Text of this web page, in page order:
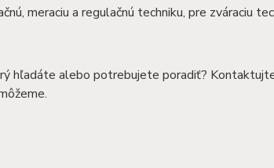
meraciu a regulačnú techniku, pre zváraciu
hľadáte alebo potrebujete poradiť?